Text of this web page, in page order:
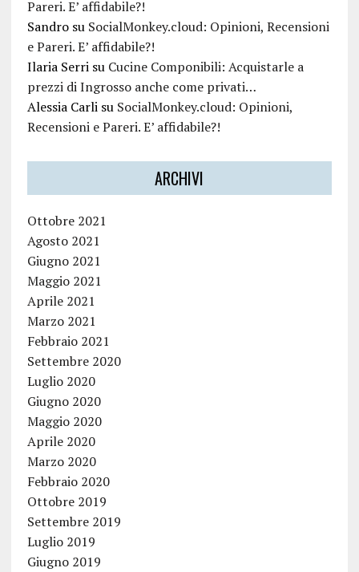
Pareri. E’ affidabile?!
Sandrosu SocialMonkey.cloud: Opinioni, Recensioni
e Pareri. E’ affidabile?!
Ilaria Serrisu Cucine Componibili: Acquistarle a
prezzi di Ingrosso anche come privati…
Alessia Carlisu SocialMonkey.cloud: Opinioni,
Recensioni e Pareri. E’ affidabile?!
ARCHIVI
Ottobre 2021
Agosto 2021
Giugno 2021
Maggio 2021
Aprile 2021
Marzo 2021
Febbraio 2021
Settembre 2020
Luglio 2020
Giugno 2020
Maggio 2020
Aprile 2020
Marzo 2020
Febbraio 2020
Ottobre 2019
Settembre 2019
Luglio 2019
Giugno 2019